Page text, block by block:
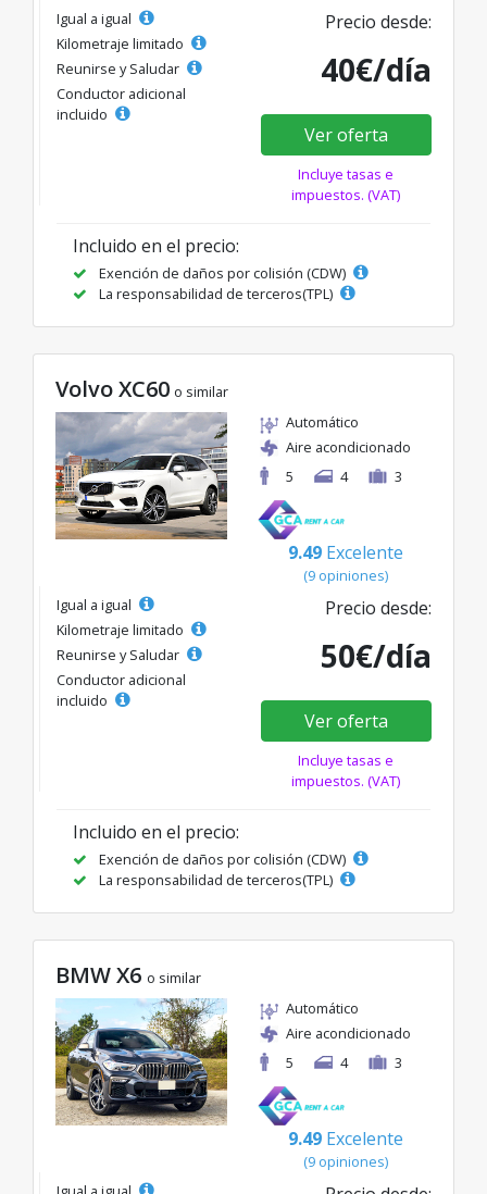
Igual a igual
Kilometraje limitado
Reunirse y Saludar
Conductor adicional
incluido
Precio desde:
40€/día
Ver oferta
Incluye tasas e
impuestos. (VAT)
Incluido en el precio:
Exención de daños por colisión (CDW)
La responsabilidad de terceros(TPL)
Volvo XC60 o similar
Automático
Aire acondicionado
5
4 3
9.49 Excelente
(9 opiniones)
Igual a igual
Kilometraje limitado
Reunirse y Saludar
Conductor adicional
incluido
Precio desde:
50€/día
Ver oferta
Incluye tasas e
impuestos. (VAT)
Incluido en el precio:
Exención de daños por colisión (CDW)
La responsabilidad de terceros(TPL)
BMW X6 o similar
Automático
Aire acondicionado
5
4 3
9.49 Excelente
(9 opiniones)